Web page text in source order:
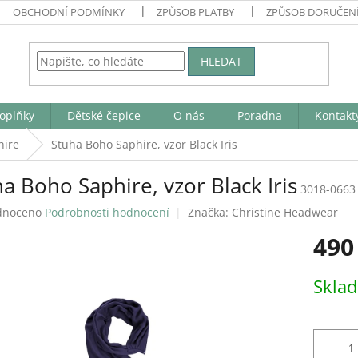
OBCHODNÍ PODMÍNKY ZPŮSOB PLATBY ZPŮSOB
HLEDAT
Dětské čepice O nás Poradna
Stuha Boho Saphire, vzor Black Iris
Boho Saphire, vzor Black Iris 3018-0663
Podrobnosti hodnocení Značka: Christine Headwear
cena: